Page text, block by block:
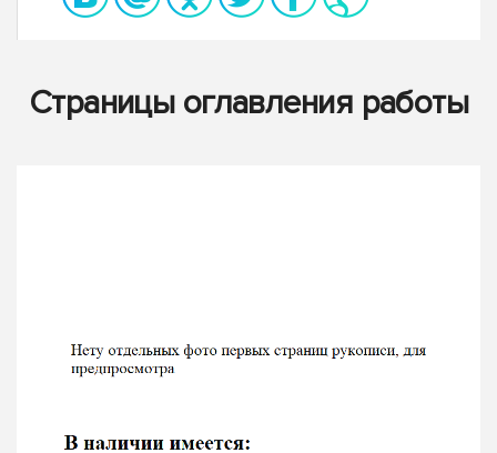
Страницы оглавления работы